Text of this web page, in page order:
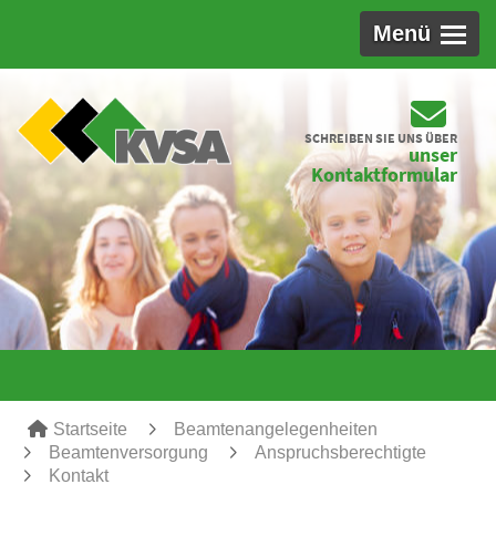
Menü
SCHREIBEN SIE UNS ÜBER
unser
Kontaktformular
Startseite
Beamtenangelegenheiten
Beamtenversorgung
Anspruchsberechtigte
Kontakt